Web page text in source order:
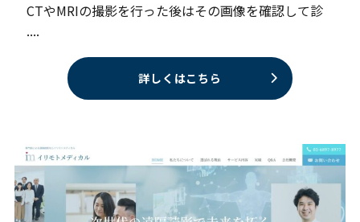
CTやMRIの撮影を行った後はその画像を確認して診
....
詳しくはこちら